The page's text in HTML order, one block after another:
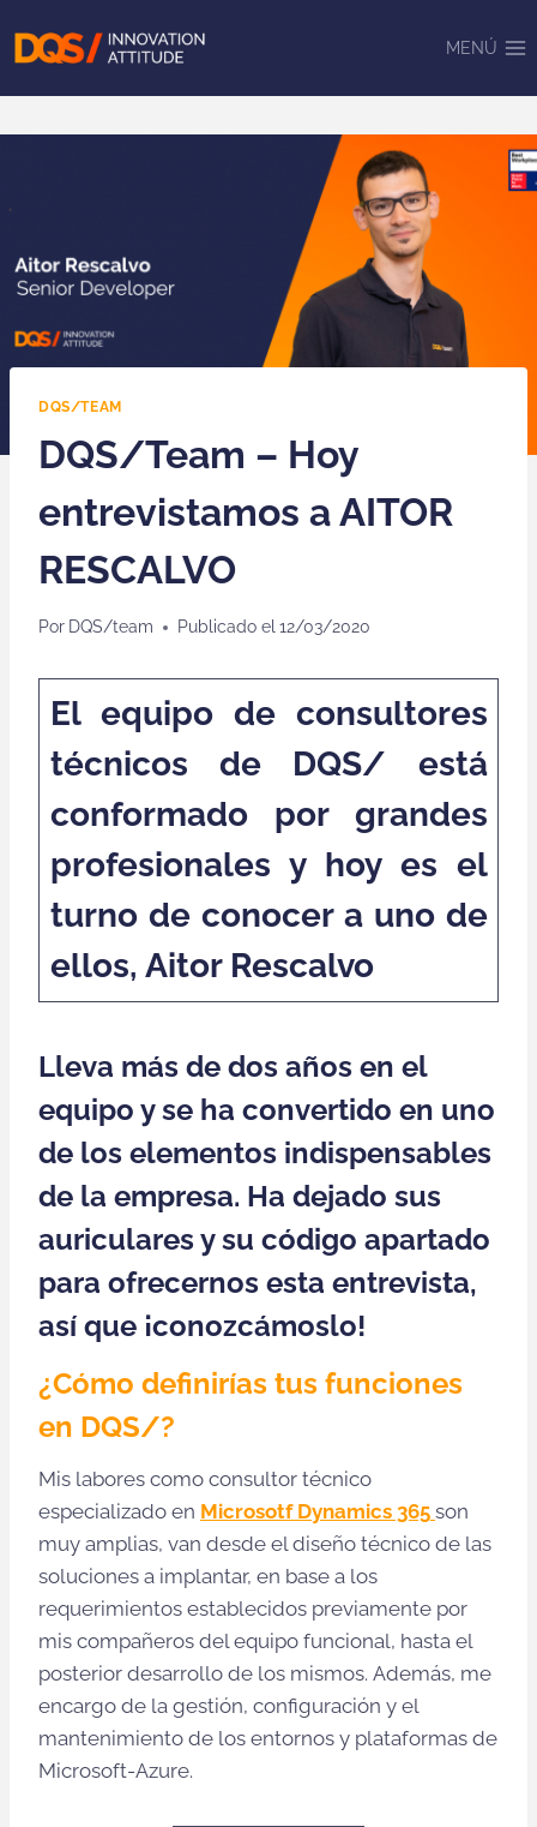
MENÚ
DQS/TEAM
DQS/Team – Hoy
entrevistamos a AITOR
RESCALVO
Por DQS/team Publicado el 12/03/2020
El equipo de consultores
técnicos de DQS/ está
conformado por grandes
profesionales y hoy es el
turno de conocer a uno de
ellos, Aitor Rescalvo
Lleva más de dos años en el
equipo y se ha convertido en uno
de los elementos indispensables
de la empresa. Ha dejado sus
auriculares y su código apartado
para ofrecernos esta entrevista,
así que ¡conozcámoslo!
¿Cómo definirías tus funciones
en DQS/?
Mis labores como consultor técnico
especializado en Microsotf Dynamics 365 son
muy amplias, van desde el diseño técnico de las
soluciones a implantar, en base a los
requerimientos establecidos previamente por
mis compañeros del equipo funcional, hasta el
posterior desarrollo de los mismos. Además, me
encargo de la gestión, configuración y el
mantenimiento de los entornos y plataformas de
Microsoft-Azure.